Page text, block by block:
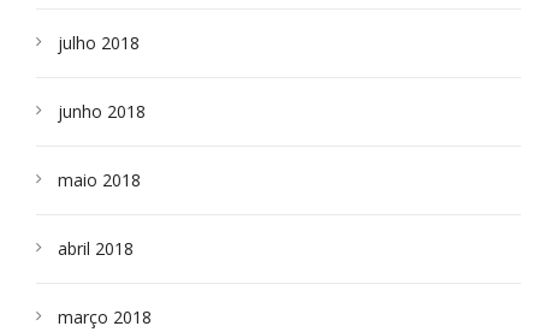
julho 2018
junho 2018
maio 2018
abril 2018
março 2018